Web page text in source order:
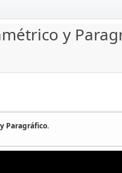
y
Paragráfico.